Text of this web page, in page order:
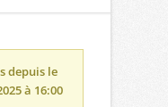
depuis le
à 16:00